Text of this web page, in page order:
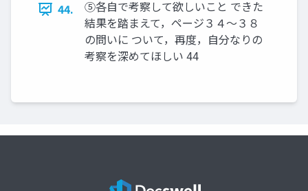
44.
⑤各自で考察して欲しいこと できた
結果を踏まえて，ページ３４～３８
の問いに ついて，再度，自分なりの
考察を深めてほしい 44